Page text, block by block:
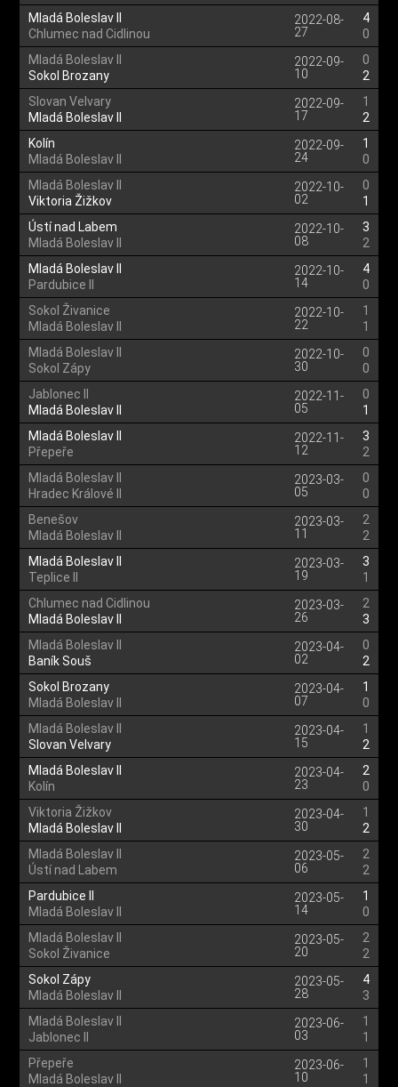
Mladá Boleslav II
Chlumec nad Cidlinou
2022-08-
27
4
0
Mladá Boleslav II
Sokol Brozany
2022-09-
10
0
2
Slovan Velvary
Mladá Boleslav II
2022-09-
17
1
2
Kolín
Mladá Boleslav II
2022-09-
24
1
0
Mladá Boleslav II
Viktoria Žižkov
2022-10-
02
0
1
Ústí nad Labem
Mladá Boleslav II
2022-10-
08
3
2
Mladá Boleslav II
Pardubice II
2022-10-
14
4
0
Sokol Živanice
Mladá Boleslav II
2022-10-
22
1
1
Mladá Boleslav II
Sokol Zápy
2022-10-
30
0
0
Jablonec II
Mladá Boleslav II
2022-11-
05
0
1
Mladá Boleslav II
Přepeře
2022-11-
12
3
2
Mladá Boleslav II
Hradec Králové II
2023-03-
05
0
0
Benešov
Mladá Boleslav II
2023-03-
11
2
2
Mladá Boleslav II
Teplice II
2023-03-
19
3
1
Chlumec nad Cidlinou
Mladá Boleslav II
2023-03-
26
2
3
Mladá Boleslav II
Baník Souš
2023-04-
02
0
2
Sokol Brozany
Mladá Boleslav II
2023-04-
07
1
0
Mladá Boleslav II
Slovan Velvary
2023-04-
15
1
2
Mladá Boleslav II
Kolín
2023-04-
23
2
0
Viktoria Žižkov
Mladá Boleslav II
2023-04-
30
1
2
Mladá Boleslav II
Ústí nad Labem
2023-05-
06
2
2
Pardubice II
Mladá Boleslav II
2023-05-
14
1
0
Mladá Boleslav II
Sokol Živanice
2023-05-
20
2
2
Sokol Zápy
Mladá Boleslav II
2023-05-
28
4
3
Mladá Boleslav II
Jablonec II
2023-06-
03
1
1
Přepeře
Mladá Boleslav II
2023-06-
10
1
1